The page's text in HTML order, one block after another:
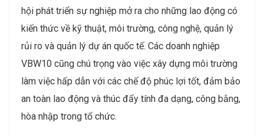
cơ hội cho người lao động Việt Nam. Nhu cầu tuyển
dụng các chuyên gia quốc tế và đào tạo nhân lực theo
tiêu chuẩn quốc tế sẽ ngày càng được chú trọng. Để
có thể tham gia vào các dự án toàn cầu, các doanh
nghiệp dầu khí cần đội ngũ lao động không chỉ có kỹ
năng chuyên môn cao mà còn phải có khả năng làm
việc trong môi trường đa văn hóa và thông thạo ngoại